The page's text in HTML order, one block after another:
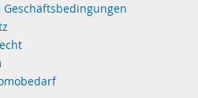
Geschäftsbedingungen